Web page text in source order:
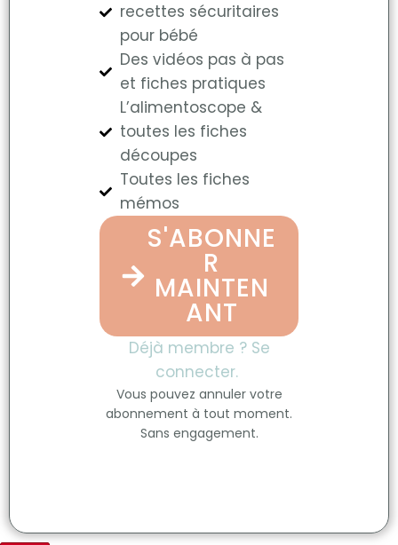
recettes sécuritaires
pour bébé
Des vidéos pas à pas
et fiches pratiques
L’alimentoscope &
toutes les fiches
découpes
Toutes les fiches
mémos
S'ABONNE
R
MAINTEN
ANT
Déjà membre ? Se
connecter.
Vous pouvez annuler votre
abonnement à tout moment.
Sans engagement.